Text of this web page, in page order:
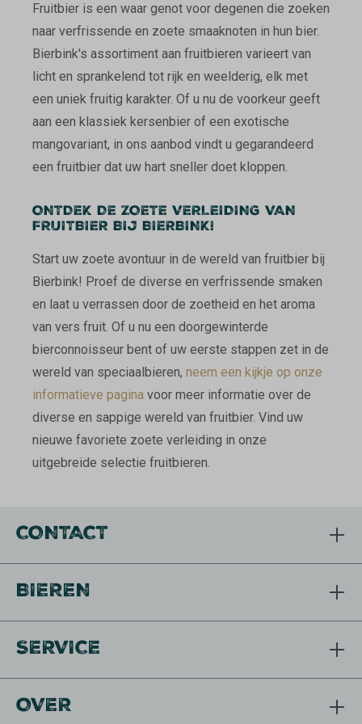
Fruitbier is een waar genot voor degenen die zoeken
naar verfrissende en zoete smaaknoten in hun bier.
Bierbink's assortiment aan fruitbieren varieert van
licht en sprankelend tot rijk en weelderig, elk met
een uniek fruitig karakter. Of u nu de voorkeur geeft
aan een klassiek kersenbier of een exotische
mangovariant, in ons aanbod vindt u gegarandeerd
een fruitbier dat uw hart sneller doet kloppen.
ONTDEK DE ZOETE VERLEIDING VAN
FRUITBIER BIJ BIERBINK!
Start uw zoete avontuur in de wereld van fruitbier bij
Bierbink! Proef de diverse en verfrissende smaken
en laat u verrassen door de zoetheid en het aroma
van vers fruit. Of u nu een doorgewinterde
bierconnoisseur bent of uw eerste stappen zet in de
wereld van speciaalbieren, neem een kijkje op onze
informatieve pagina voor meer informatie over de
diverse en sappige wereld van fruitbier. Vind uw
nieuwe favoriete zoete verleiding in onze
uitgebreide selectie fruitbieren.
CONTACT
BIEREN
SERVICE
OVER